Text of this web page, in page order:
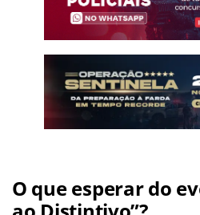
O que esperar do